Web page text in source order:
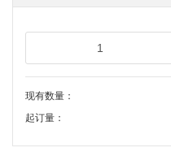
现有数量：
起订量：